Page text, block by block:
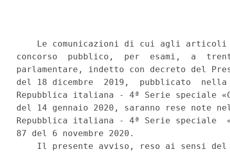
Le comunicazioni di cui agli
concorso  pubblico,  per  esami,  a
parlamentare, indetto con decreto del
del 18 dicembre  2019,  pubblicato
Repubblica italiana - 4ª Serie speciale
del 14 gennaio 2020, saranno rese note
Repubblica italiana - 4ª Serie speciale
87 del 6 novembre 2020.
Il presente avviso, reso ai sensi